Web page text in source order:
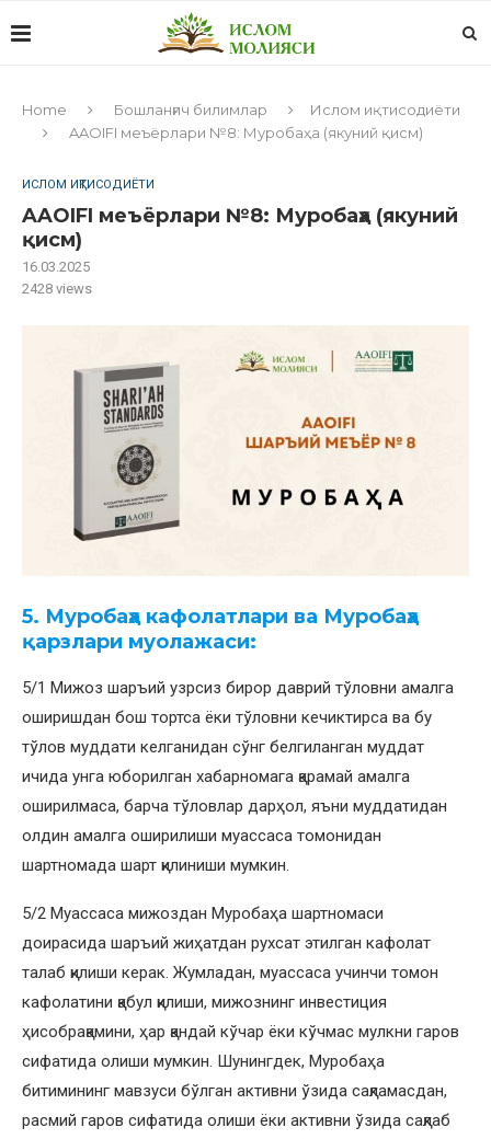
Home Бошланғич билимлар
Ислом иқтисодиёти
AAOIFI меъёрлари №8: Муробаҳа (якуний қисм)
ИСЛОМ ИҚТИСОДИЁТИ
AAOIFI меъёрлари №8: Муробаҳа (якуний
қисм)
16.03.2025
2428 views
5. Муробаҳа кафолатлари ва Муробаҳа
қарзлари муолажаси:
5/1 Мижоз шаръий узрсиз бирор даврий тўловни амалга
оширишдан бош тортса ёки тўловни кечиктирса ва бу
тўлов муддати келганидан сўнг белгиланган муддат
ичида унга юборилган хабарномага қарамай амалга
оширилмаса, барча тўловлар дарҳол, яъни муддатидан
олдин амалга оширилиши муассаса томонидан
шартномада шарт қилиниши мумкин.
5/2 Муассаса мижоздан Муробаҳа шартномаси
доирасида шаръий жиҳатдан рухсат этилган кафолат
талаб қилиши керак. Жумладан, муассаса учинчи томон
кафолатини қабул қилиши, мижознинг инвестиция
ҳисобрақамини, ҳар қандай кўчар ёки кўчмас мулкни гаров
сифатида олиши мумкин. Шунингдек, Муробаҳа
битимининг мавзуси бўлган активни ўзида сақламасдан,
расмий гаров сифатида олиши ёки активни ўзида сақлаб